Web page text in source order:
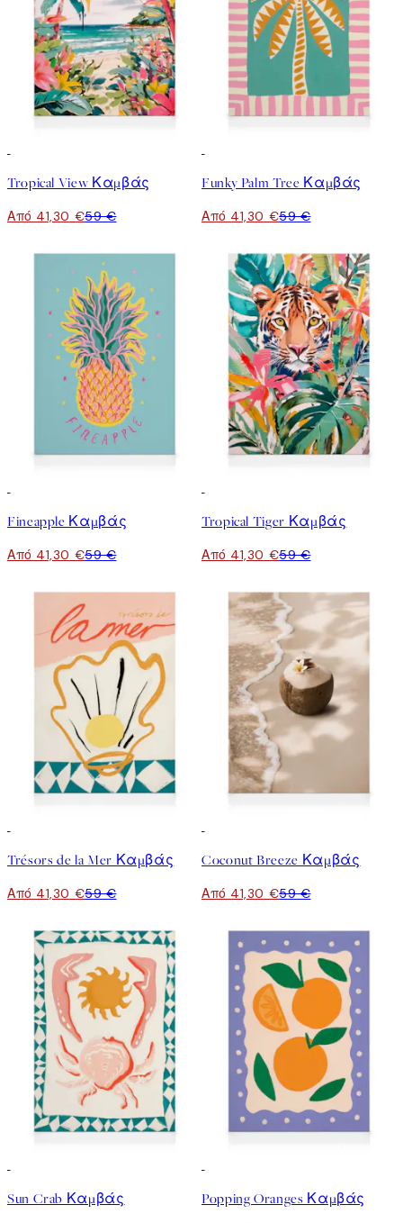
Tropical View Καμβάς
Από 41,30 €59 €
Funky Palm Tree Καμβάς
Από 41,30 €59 €
Fineapple Καμβάς
Από 41,30 €59 €
Tropical Tiger Καμβάς
Από 41,30 €59 €
Trésors de la Mer Καμβάς
Από 41,30 €59 €
Coconut Breeze Καμβάς
Από 41,30 €59 €
Sun Crab Καμβάς Popping Oranges Καμβάς